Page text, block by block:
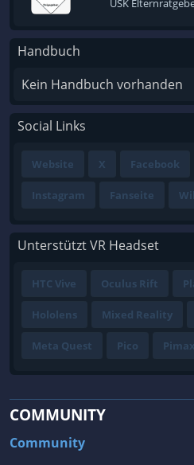
USK
Handbuch
Kein Handbuch vorhanden
Social Links
Website X Facebook
Instagram Fanseite
Unterstützt VR Headset
HTC Vive Oculus Rift
Hololens Mixed Reality
Meta Quest Pico Pimax
COMMUNITY
Community